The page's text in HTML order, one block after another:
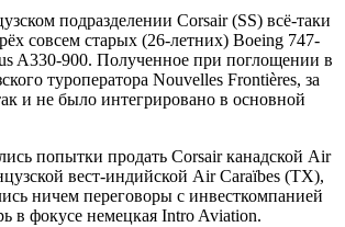
подразделении Corsair (SS) всё-таки
совсем старых (26-летних) Boeing 747-
A330-900. Полученное при поглощении в
туроператора Nouvelles Frontières, за
и не было интегрировано в основной
попытки продать Corsair канадской Air
вест-индийской Air Caraïbes (TX),
ничем переговоры с инвесткомпанией
в фокусе немецкая Intro Aviation.